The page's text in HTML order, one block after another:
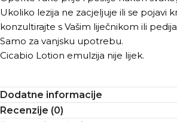
Ukoliko lezija ne zacjeljuje ili se pojavi
konzultirajte s Vašim liječnikom ili
Samo za vanjsku upotrebu.
Cicabio Lotion emulzija nije lijek.
Dodatne informacije
Recenzije (0)